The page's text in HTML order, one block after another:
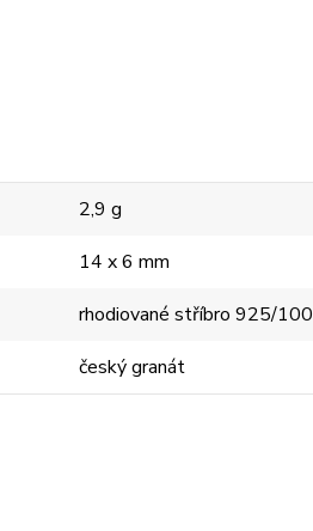
2,9 g
14 x 6 mm
rhodiované stříbro 925/
český granát